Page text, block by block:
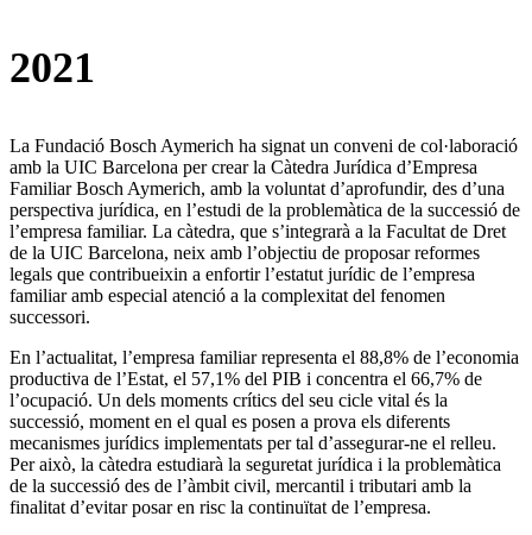
2021
La Fundació Bosch Aymerich ha signat un conveni de col·laboració
amb la UIC Barcelona per crear la Càtedra Jurídica d’Empresa
Familiar Bosch Aymerich, amb la voluntat d’aprofundir, des d’una
perspectiva jurídica, en l’estudi de la problemàtica de la successió de
l’empresa familiar. La càtedra, que s’integrarà a la Facultat de Dret
de la UIC Barcelona, neix amb l’objectiu de proposar reformes
legals que contribueixin a enfortir l’estatut jurídic de l’empresa
familiar amb especial atenció a la complexitat del fenomen
successori.
En l’actualitat, l’empresa familiar representa el 88,8% de l’economia
productiva de l’Estat, el 57,1% del PIB i concentra el 66,7% de
l’ocupació. Un dels moments crítics del seu cicle vital és la
successió, moment en el qual es posen a prova els diferents
mecanismes jurídics implementats per tal d’assegurar-ne el relleu.
Per això, la càtedra estudiarà la seguretat jurídica i la problemàtica
de la successió des de l’àmbit civil, mercantil i tributari amb la
finalitat d’evitar posar en risc la continuïtat de l’empresa.